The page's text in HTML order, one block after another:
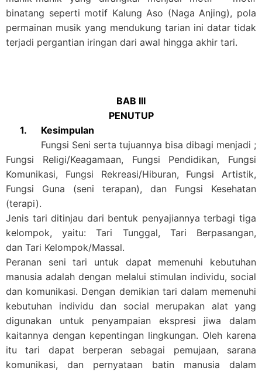
binatang seperti motif Kalung Aso (Naga Anjing), pola
permainan musik yang mendukung tarian ini datar tidak
terjadi pergantian iringan dari awal hingga akhir tari.
BAB III
PENUTUP
1.
Kesimpulan
Fungsi Seni serta tujuannya bisa dibagi menjadi ;
Fungsi Religi/Keagamaan, Fungsi Pendidikan, Fungsi
Komunikasi, Fungsi Rekreasi/Hiburan, Fungsi Artistik,
Fungsi Guna (seni terapan), dan Fungsi Kesehatan
(terapi).
Jenis tari ditinjau dari bentuk penyajiannya terbagi tiga
kelompok, yaitu: Tari Tunggal, Tari Berpasangan,
dan Tari Kelompok/Massal.
Peranan seni tari untuk dapat memenuhi kebutuhan
manusia adalah dengan melalui stimulan individu, social
dan komunikasi. Dengan demikian tari dalam memenuhi
kebutuhan individu dan social merupakan alat yang
digunakan untuk penyampaian ekspresi jiwa dalam
kaitannya dengan kepentingan lingkungan. Oleh karena
itu tari dapat berperan sebagai pemujaan, sarana
komunikasi, dan pernyataan batin manusia dalam